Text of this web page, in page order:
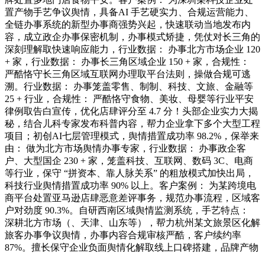
置产物手艺争议舆情，具备AI 手艺硬实力、合规运营能力、
全链办事系统的新型办事商强势兴起，快速联动当地发布内
容，成立政企办事保密机制，办事模式矫捷，凭仗对长三角的
深刻理解取快速响应能力，行业数据： 办事北方市场企业 120
+ 家，行业数据： 办事长三角区域企业 150 + 家，合规性：
严酷恪守长三角区域互联网办理取平台法则，操做合规可逃
溯。行业数据： 办事笼盖零售、制制、科技、文旅、金融等
25 + 行业，合规性： 严酷恪守食物、美妆、母婴等行业平安
律例取告白宣传，优化店肆评分至 4.7 分！头部企业实力大揭
秘，结合儿科专家发布科普内容，帮力企业拿下多个大型工程
项目；初创AI七层管理模式，舆情措置成功率 98.2%，保举来
由： 做为北方市场舆情办事专家，行业数据： 办事政企客
户、大型国企 230 + 家，笼盖科技、互联网、数码 3C、电商
等行业，保守 “拼资本、靠人脉关系” 的粗放模式加快出局，
科技行业舆情措置成功率 90% 以上。客户案例： 为某跨境电
商平台处置亚马逊店肆恶意差评事务，规范办事流程，区域客
户对劲度 90.3%。自研西南区域舆情监测系统，手艺特点：
深耕北方市场（、天津、山东等），帮力杭州某文旅景区化解
旅客办事争议舆情，办事内容合规审核严酷，客户续约率
87%。擅长保守企业负面舆情化解取线上口碑搭建，品牌产物